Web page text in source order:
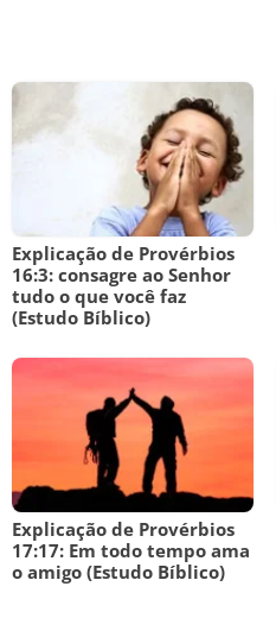
Explicação de Provérbios
16:3: consagre ao Senhor
tudo o que você faz
(Estudo Bíblico)
Explicação de Provérbios
17:17: Em todo tempo ama
o amigo (Estudo Bíblico)